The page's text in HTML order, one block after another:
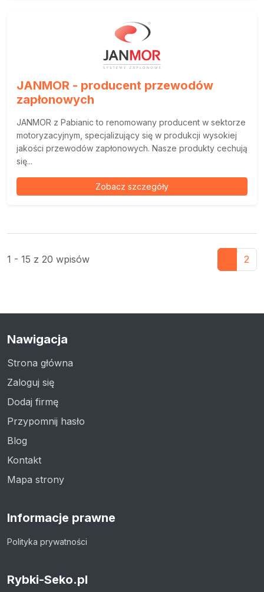
JANMOR - producent przewodów
zapłonowych
JANMOR z Pabianic to renomowany producent w sektorze
motoryzacyjnym, specjalizujący się w produkcji wysokiej
jakości przewodów zapłonowych. Nasze produkty cechują
się...
Zobacz szczegóły
1 - 15 z 20 wpisów 2
Nawigacja
Strona główna
Zaloguj się
Dodaj firmę
Przypomnij hasło
Blog
Kontakt
Mapa strony
Informacje prawne
Polityka prywatności
Rybki-Seko.pl